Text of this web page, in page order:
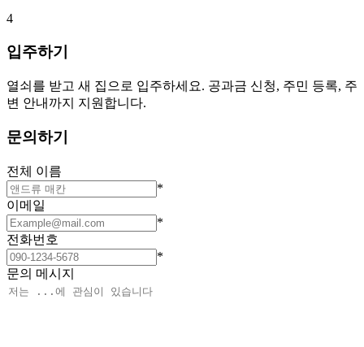
4
입주하기
열쇠를 받고 새 집으로 입주하세요. 공과금 신청, 주민 등록, 주
변 안내까지 지원합니다.
문의하기
전체 이름
*
이메일
*
전화번호
*
문의 메시지